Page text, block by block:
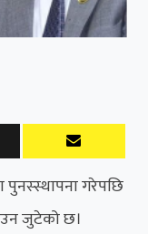
पुनस्स्थापना गरेपछि
जुटेको छ।